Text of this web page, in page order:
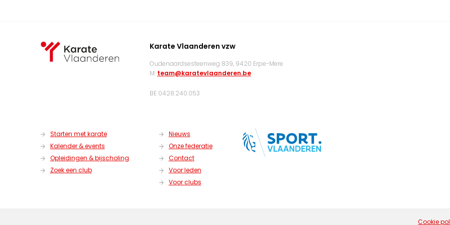
Karate Vlaanderen vzw
Oudenaardsesteenweg 839, 9420 Erpe-Mere
M: team@karatevlaanderen.be
BE 0428.240.053
Starten met karate
Kalender & events
Opleidingen & bijscholing
Zoek een club
Nieuws
Onze federatie
Contact
Voor leden
Voor clubs
Cookie